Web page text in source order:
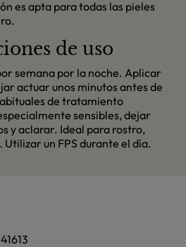
es apta para todas las pieles
de uso
semana por la noche. Aplicar
actuar unos minutos antes de
de tratamiento
sensibles, dejar
y aclarar. Ideal para rostro,
un FPS durante el día.